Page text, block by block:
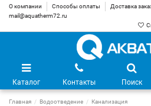
О компании Способы оплаты Доставка
mail@aquatherm72.ru
Каталог Контакты Поиск
Главная Водоотведение Канализация